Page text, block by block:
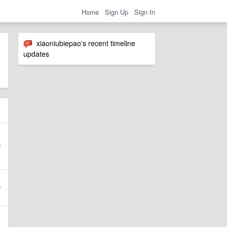
Home Sign Up Sign In
xiaoniubiepao's recent timeline
updates